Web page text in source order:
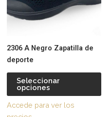
Las
opciones
elegir
página
2306 A Negro Zapatilla de
deporte
Seleccionar
opciones
la
Accede para ver los